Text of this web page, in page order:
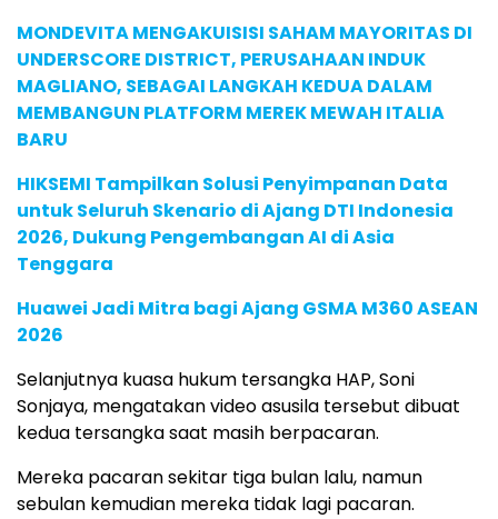
MONDEVITA MENGAKUISISI SAHAM MAYORITAS DI
UNDERSCORE DISTRICT, PERUSAHAAN INDUK
MAGLIANO, SEBAGAI LANGKAH KEDUA DALAM
MEMBANGUN PLATFORM MEREK MEWAH ITALIA
BARU
HIKSEMI Tampilkan Solusi Penyimpanan Data
untuk Seluruh Skenario di Ajang DTI Indonesia
2026, Dukung Pengembangan AI di Asia
Tenggara
Huawei Jadi Mitra bagi Ajang GSMA M360 ASEAN
2026
Selanjutnya kuasa hukum tersangka HAP, Soni
Sonjaya, mengatakan video asusila tersebut dibuat
kedua tersangka saat masih berpacaran.
Mereka pacaran sekitar tiga bulan lalu, namun
sebulan kemudian mereka tidak lagi pacaran.